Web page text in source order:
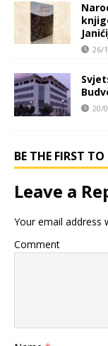
26/
20/
BE THE FIRST
Leave a
Your email address
Comment